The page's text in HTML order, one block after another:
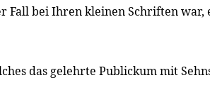
Fall bei Ihren kleinen Schriften war,
das gelehrte Publickum mit